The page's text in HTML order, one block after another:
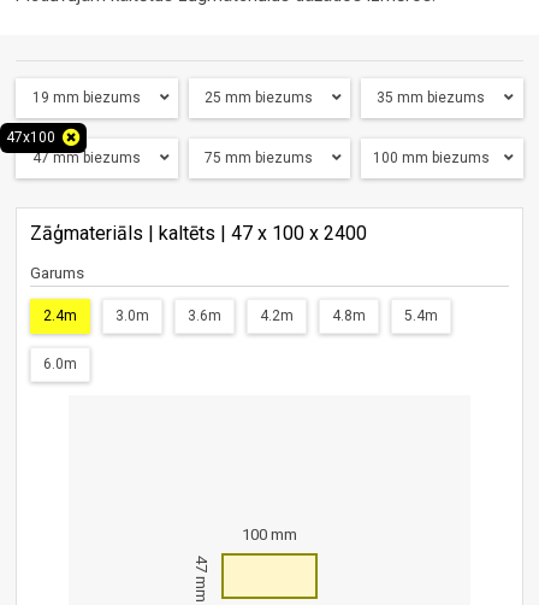
19 mm biezums 25 mm biezums 35 mm biezums
47 mm biezums
47x100
75 mm biezums
100 mm biezums
Zāģmateriāls | kaltēts | 47 x 100 x 2400
Garums
2.4m 3.0m 3.6m 4.2m 4.8m 5.4m
6.0m
100 mm
47 mm